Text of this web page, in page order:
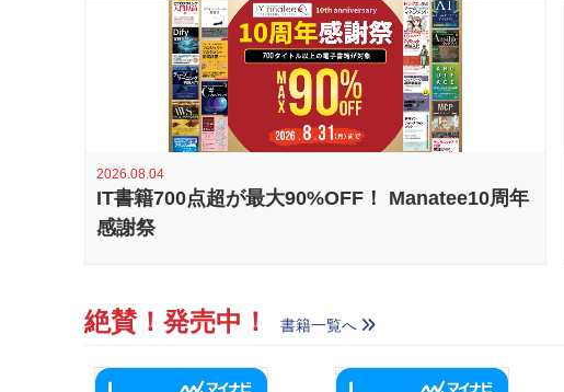
2026.08.04
IT書籍700点超が最大90%OFF！ Manatee10周年
感謝祭
絶賛！発売中！ 書籍一覧へ